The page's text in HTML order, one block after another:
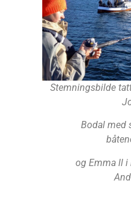
Stemningsbilde
Bodal med
og Emma ll i